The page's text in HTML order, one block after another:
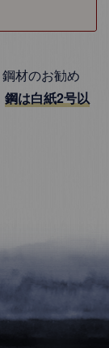
材のお勧め
鋼は白紙2号以